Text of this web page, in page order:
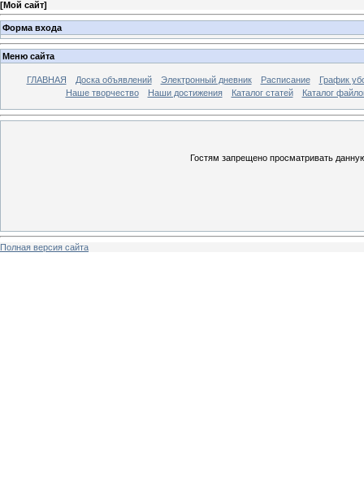
[Мой сайт]
Форма входа
Меню сайта
ГЛАВНАЯ Доска объявлений Электронный дневник Расписание
График
Наше творчество
Наши достижения Каталог статей Каталог
Гостям запрещено просматривать
Полная версия сайта